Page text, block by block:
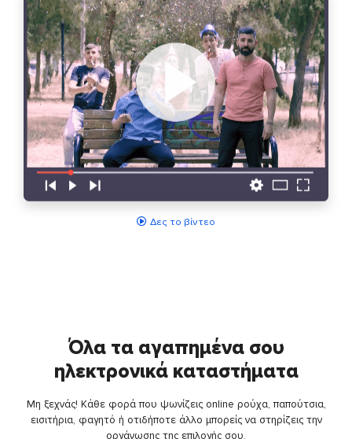
Δες το βίντεο
Όλα τα αγαπημένα σου
ηλεκτρονικά καταστήματα
Μη ξεχνάς! Κάθε φορά που ψωνίζεις online ρούχα, παπούτσια,
εισιτήρια, φαγητό ή οτιδήποτε άλλο μπορείς να στηρίζεις την
οργάνωσης της επιλογής σου.